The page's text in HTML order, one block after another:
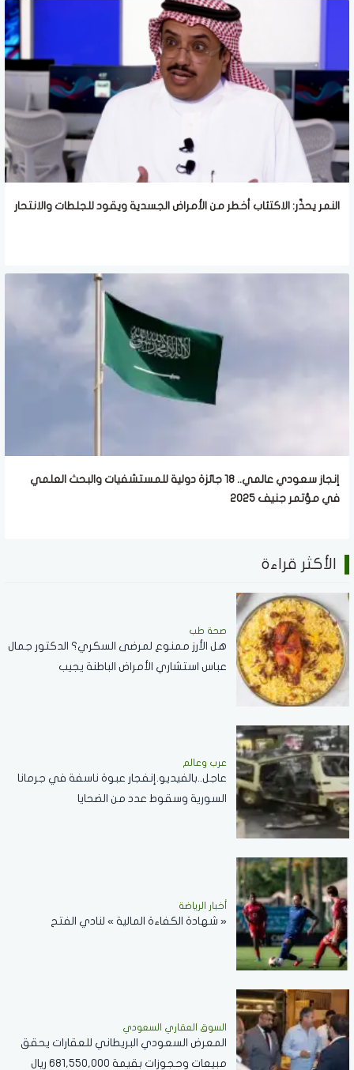
النمر يحذّر: الاكتئاب أخطر من الأمراض الجسدية ويقود للجلطات والانتحار
إنجاز سعودي عالمي.. 18 جائزة دولية للمستشفيات والبحث العلمي
في مؤتمر جنيف 2025
الأكثر قراءة
صحة طب
هل الأرز ممنوع لمرضى السكري؟ الدكتور جمال
عباس استشاري الأمراض الباطنة يجيب
عرب وعالم
عاجل..بالفيديو.إنفجار عبوة ناسفة في جرمانا
السورية وسقوط عدد من الضحايا
أخبار الرياضة
« شهادة الكفاءة المالية » لنادي الفتح
السوق العقاري السعودي
المعرض السعودي البريطاني للعقارات يحقق
مبيعات وحجوزات بقيمة 681,550,000 ريال